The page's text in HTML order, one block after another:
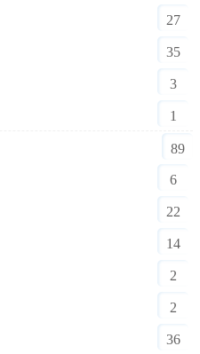
27
35
3
1
89
6
22
14
2
2
36